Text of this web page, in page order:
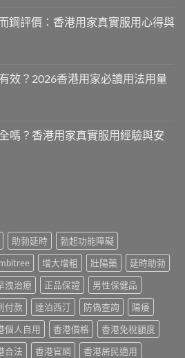
鋼評價：香港用家真實服用心得與
效？2026香港用家必讀用法用量
嗎？香港用家真實服用經驗與安
助勃延時
勃起功能障礙
增大增粗 壯陽藥
延時助勃
洩治療 正品保證
男性保健品
付款 達泊西汀 防偽查詢
陽痿
個人自用 香港價格
香港免稅額度
合法 香港官網 香港居民適用